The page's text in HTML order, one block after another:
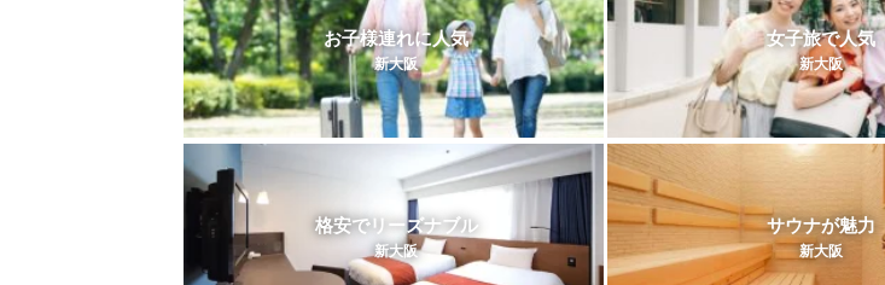
お子様連れに人気
新大阪
女子旅で人気
新大阪
格安でリーズナブル
新大阪
サウナが魅力
新大阪